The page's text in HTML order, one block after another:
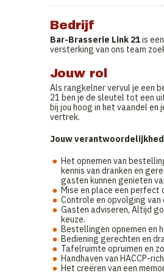
Bedrijf
Bar-Brasserie Link 21is
versterking van ons team
Jouw rol
Als rangkelner vervul je een
21 ben je de sleutel tot een
bij jou hoog in het vaandel
vertrek.
Jouw
Het opnemen van
kennis van dranken en
gasten kunnen genieten
Mise en place een perfect
Controle en opvolging
Gasten adviseren, Altijd
keuze.
Bestellingen opnemen en
Bediening gerechten en
Tafelruimte opruimen en
Handhaven van HACCP-
Het creëren van een